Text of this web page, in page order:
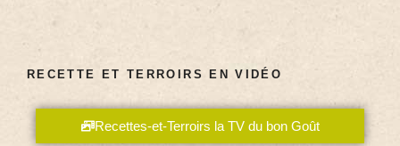
RECETTE ET TERROIRS EN VIDÉO
Recettes-et-Terroirs la TV du bon Goût